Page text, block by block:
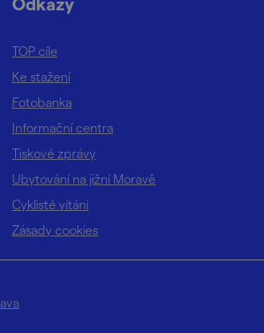
TOP cíle
Ke stažení
Fotobanka
Informační centra
Tiskové zprávy
Ubytování na jižní Moravě
Cyklisté vítáni
Zásady cookies